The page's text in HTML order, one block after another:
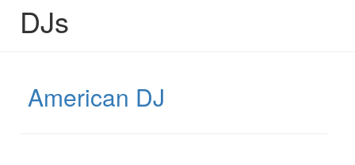
DJs
American DJ